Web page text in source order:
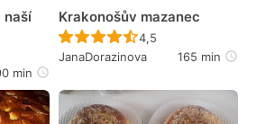
naší
nebyl hodnocen
min
Krakonošův mazanec
Recept ještě nebyl
4,5
JanaDorazinova
165 min